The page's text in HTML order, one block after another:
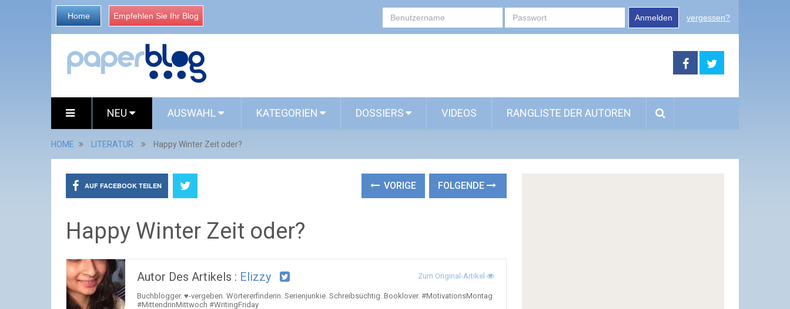
Home Empfehlen Sie Ihr Blog Anmelden vergessen?
NEU AUSWAHL KATEGORIEN DOSSIERS VIDEOS RANGLISTE DER AUTOREN
HOME LITERATUR Happy Winter Zeit oder?
AUF FACEBOOK TEILEN VORIGE FOLGENDE
Happy Winter Zeit oder?
Autor Des Artikels : Elizzy Zum Original-Artikel
Buchblogger. ♥-vergeben. Wörtererfinderin. Serienjunkie. Schreibsüchtig. Booklover. #MotivationsMontag
#MittendrinMittwoch #WritingFriday